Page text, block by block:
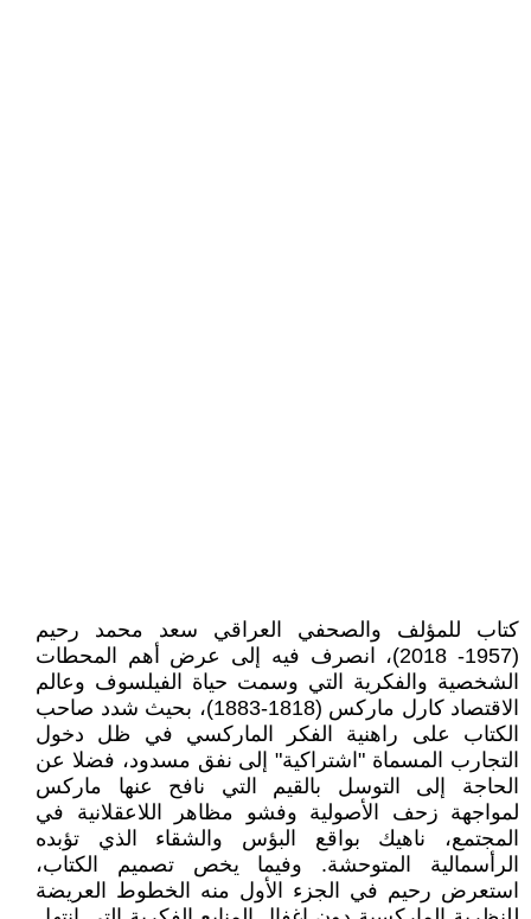
كتاب للمؤلف والصحفي العراقي سعد محمد رحيم
(1957- 2018)، انصرف فيه إلى عرض أهم المحطات
الشخصية والفكرية التي وسمت حياة الفيلسوف وعالم
الاقتصاد كارل ماركس (1818-1883)، بحيث شدد صاحب
الكتاب على راهنية الفكر الماركسي في ظل دخول
التجارب المسماة "اشتراكية" إلى نفق مسدود، فضلا عن
الحاجة إلى التوسل بالقيم التي نافح عنها ماركس
لمواجهة زحف الأصولية وفشو مظاهر اللاعقلانية في
المجتمع، ناهيك بواقع البؤس والشقاء الذي تؤبده
الرأسمالية المتوحشة. وفيما يخص تصميم الكتاب،
استعرض رحيم في الجزء الأول منه الخطوط العريضة